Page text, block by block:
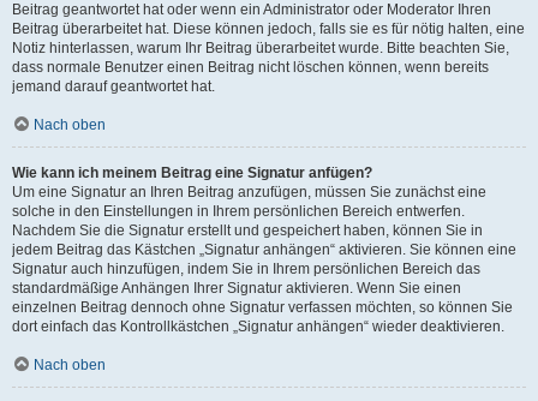
Beitrag geantwortet hat oder wenn ein Administrator oder Moderator Ihren
Beitrag überarbeitet hat. Diese können jedoch, falls sie es für nötig halten, eine
Notiz hinterlassen, warum Ihr Beitrag überarbeitet wurde. Bitte beachten Sie,
dass normale Benutzer einen Beitrag nicht löschen können, wenn bereits
jemand darauf geantwortet hat.
Nach oben
Wie kann ich meinem Beitrag eine Signatur anfügen?
Um eine Signatur an Ihren Beitrag anzufügen, müssen Sie zunächst eine
solche in den Einstellungen in Ihrem persönlichen Bereich entwerfen.
Nachdem Sie die Signatur erstellt und gespeichert haben, können Sie in
jedem Beitrag das Kästchen „Signatur anhängen“ aktivieren. Sie können eine
Signatur auch hinzufügen, indem Sie in Ihrem persönlichen Bereich das
standardmäßige Anhängen Ihrer Signatur aktivieren. Wenn Sie einen
einzelnen Beitrag dennoch ohne Signatur verfassen möchten, so können Sie
dort einfach das Kontrollkästchen „Signatur anhängen“ wieder deaktivieren.
Nach oben